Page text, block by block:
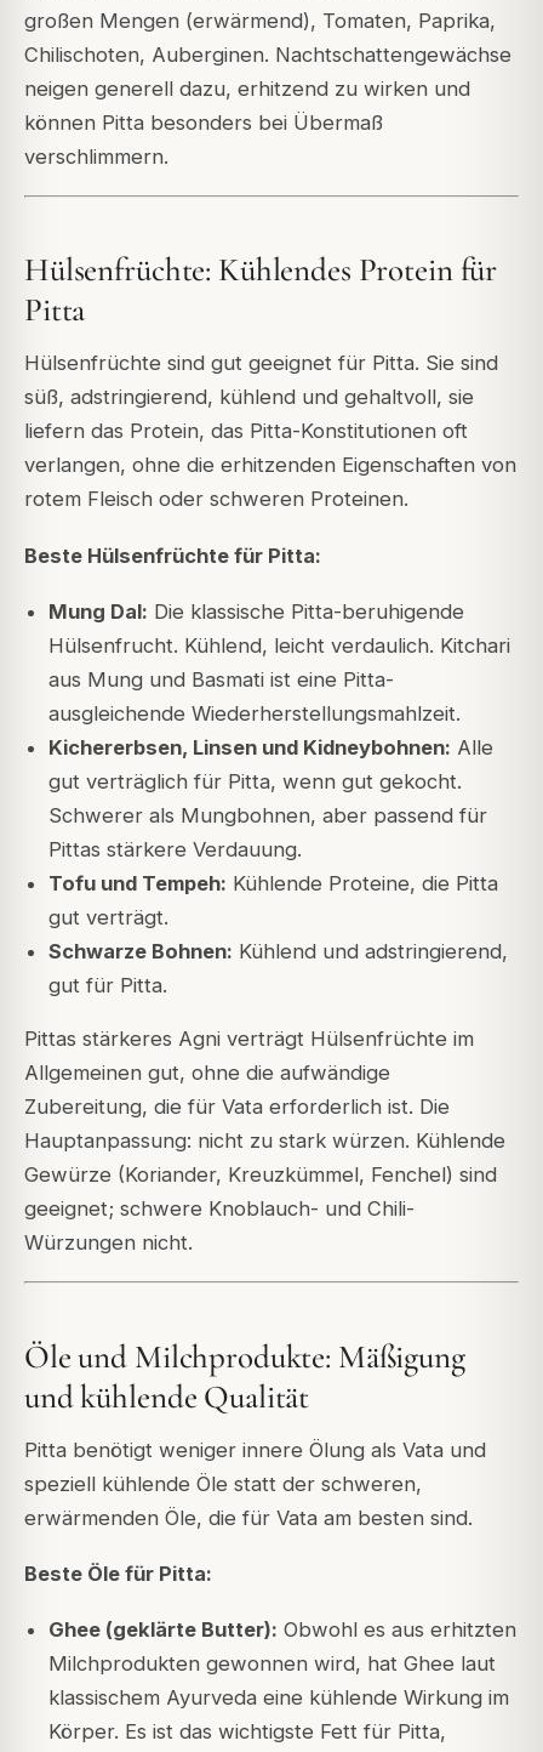
großen Mengen (erwärmend), Tomaten, Paprika,
Chilischoten, Auberginen. Nachtschattengewächse
neigen generell dazu, erhitzend zu wirken und
können Pitta besonders bei Übermaß
verschlimmern.
Hülsenfrüchte: Kühlendes Protein für
Pitta
Hülsenfrüchte sind gut geeignet für Pitta. Sie sind
süß, adstringierend, kühlend und gehaltvoll, sie
liefern das Protein, das Pitta-Konstitutionen oft
verlangen, ohne die erhitzenden Eigenschaften von
rotem Fleisch oder schweren Proteinen.
Beste Hülsenfrüchte für Pitta:
Mung Dal: Die klassische Pitta-beruhigende
Hülsenfrucht. Kühlend, leicht verdaulich. Kitchari
aus Mung und Basmati ist eine Pitta-
ausgleichende Wiederherstellungsmahlzeit.
Kichererbsen, Linsen und Kidneybohnen: Alle
gut verträglich für Pitta, wenn gut gekocht.
Schwerer als Mungbohnen, aber passend für
Pittas stärkere Verdauung.
Tofu und Tempeh: Kühlende Proteine, die Pitta
gut verträgt.
Schwarze Bohnen: Kühlend und adstringierend,
gut für Pitta.
Pittas stärkeres Agni verträgt Hülsenfrüchte im
Allgemeinen gut, ohne die aufwändige
Zubereitung, die für Vata erforderlich ist. Die
Hauptanpassung: nicht zu stark würzen. Kühlende
Gewürze (Koriander, Kreuzkümmel, Fenchel) sind
geeignet; schwere Knoblauch- und Chili-
Würzungen nicht.
Öle und Milchprodukte: Mäßigung
und kühlende Qualität
Pitta benötigt weniger innere Ölung als Vata und
speziell kühlende Öle statt der schweren,
erwärmenden Öle, die für Vata am besten sind.
Beste Öle für Pitta:
Ghee (geklärte Butter): Obwohl es aus erhitzten
Milchprodukten gewonnen wird, hat Ghee laut
klassischem Ayurveda eine kühlende Wirkung im
Körper. Es ist das wichtigste Fett für Pitta,